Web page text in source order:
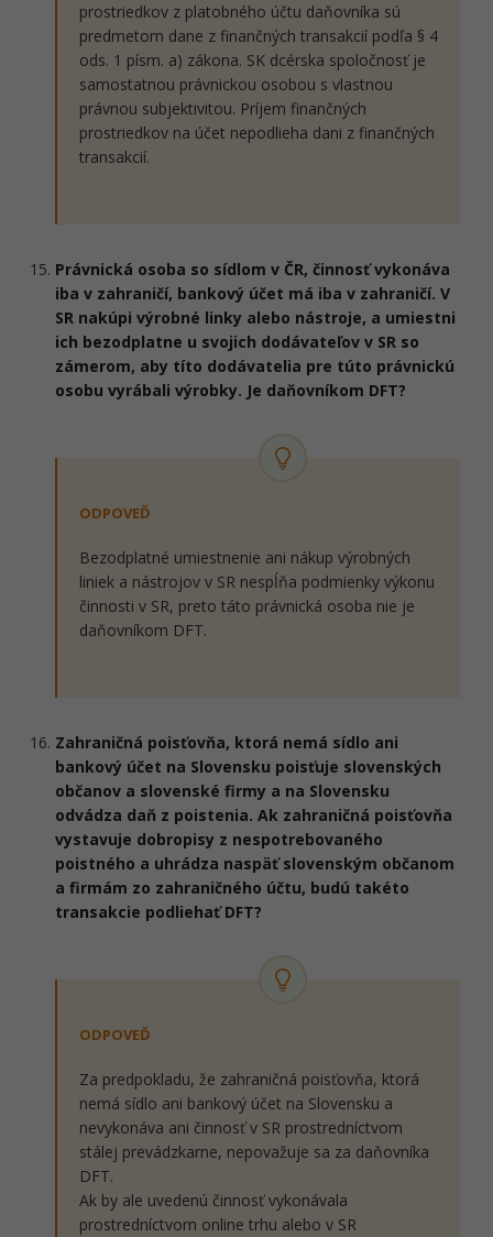
prostriedkov z platobného účtu daňovníka sú
predmetom dane z finančných transakcií podľa § 4
ods. 1 písm. a) zákona. SK dcérska spoločnosť je
samostatnou právnickou osobou s vlastnou
právnou subjektivitou. Príjem finančných
prostriedkov na účet nepodlieha dani z finančných
transakcií.
Právnická osoba so sídlom v ČR, činnosť vykonáva
iba v zahraničí, bankový účet má iba v zahraničí. V
SR nakúpi výrobné linky alebo nástroje, a umiestni
ich bezodplatne u svojich dodávateľov v SR so
zámerom, aby títo dodávatelia pre túto právnickú
osobu vyrábali výrobky. Je daňovníkom DFT?
ODPOVEĎ
Bezodplatné umiestnenie ani nákup výrobných
liniek a nástrojov v SR nespĺňa podmienky výkonu
činnosti v SR, preto táto právnická osoba nie je
daňovníkom DFT.
Zahraničná poisťovňa, ktorá nemá sídlo ani
bankový účet na Slovensku poisťuje slovenských
občanov a slovenské firmy a na Slovensku
odvádza daň z poistenia. Ak zahraničná poisťovňa
vystavuje dobropisy z nespotrebovaného
poistného a uhrádza naspäť slovenským občanom
a firmám zo zahraničného účtu, budú takéto
transakcie podliehať DFT?
ODPOVEĎ
Za predpokladu, že zahraničná poisťovňa, ktorá
nemá sídlo ani bankový účet na Slovensku a
nevykonáva ani činnosť v SR prostredníctvom
stálej prevádzkarne, nepovažuje sa za daňovníka
DFT.
Ak by ale uvedenú činnosť vykonávala
prostredníctvom online trhu alebo v SR